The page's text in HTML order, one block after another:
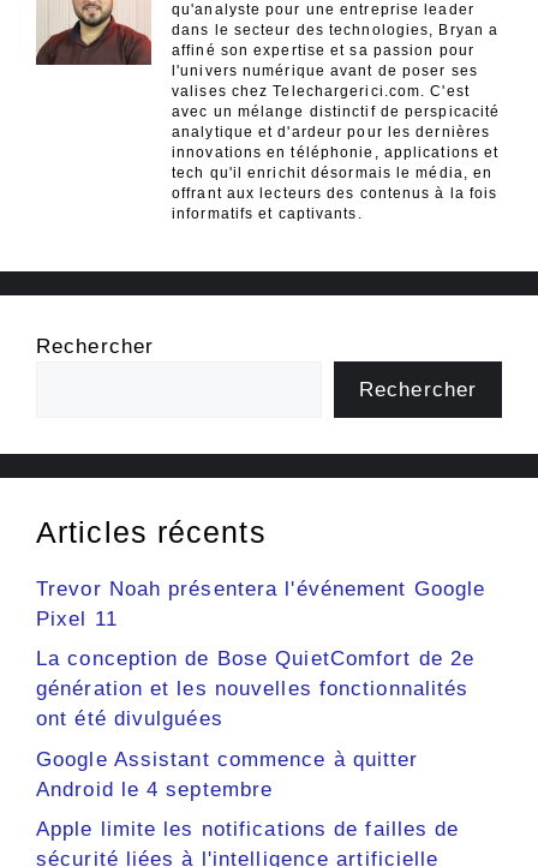
qu'analyste pour une entreprise leader
dans le secteur des technologies, Bryan a
affiné son expertise et sa passion pour
l'univers numérique avant de poser ses
valises chez Telechargerici.com. C'est
avec un mélange distinctif de perspicacité
analytique et d'ardeur pour les dernières
innovations en téléphonie, applications et
tech qu'il enrichit désormais le média, en
offrant aux lecteurs des contenus à la fois
informatifs et captivants.
Rechercher
Rechercher
Articles récents
Trevor Noah présentera l'événement Google
Pixel 11
La conception de Bose QuietComfort de 2e
génération et les nouvelles fonctionnalités
ont été divulguées
Google Assistant commence à quitter
Android le 4 septembre
Apple limite les notifications de failles de
sécurité liées à l'intelligence artificielle